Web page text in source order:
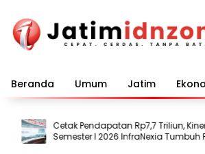
konten
Beranda Umum Jatim
Cetak Pendapatan Rp7,7 Triliun, Kinerja
Semester I 2026 InfraNexia Tumbuh
dan Perkuat Daya Saing Industri Digital